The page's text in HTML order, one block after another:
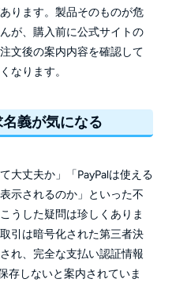
ります。製品そのものが危
が、購入前に公式サイトの
文後の案内内容を確認して
なります。
義が気になる
大丈夫か」「PayPalは使える
示されるのか」といった不
うした疑問は珍しくありま
引は暗号化された第三者決
れ、完全な支払い認証情報
存しないと案内されていま